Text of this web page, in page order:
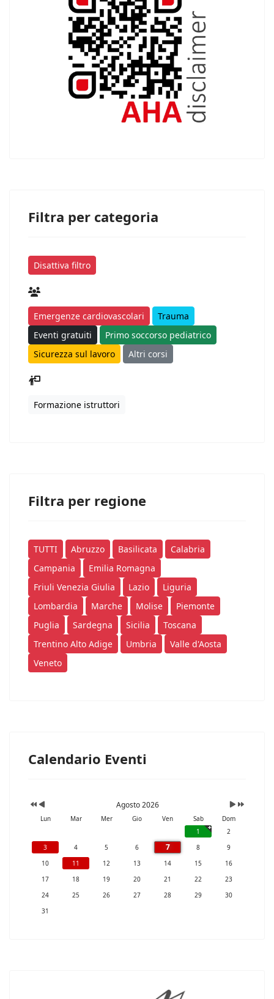
Filtra per categoria
Disattiva filtro
Emergenze cardiovascolari
Trauma
Eventi gratuiti
Primo soccorso pediatrico
Sicurezza sul lavoro
Altri corsi
Formazione istruttori
Filtra per regione
TUTTI Abruzzo Basilicata
Calabria
Campania
Emilia Romagna
Friuli Venezia Giulia
Lazio
Liguria
Lombardia
Marche Molise
Piemonte
Puglia
Sardegna Sicilia
Toscana
Trentino Alto Adige
Umbria
Valle d'Aosta
Veneto
Calendario Eventi
Agosto 2026
Lun Mar Mer Gio Ven Sab
Dom
1
2
3
4 5 6 7 8
9
10
11 12 13 14 15
16
17
18 19 20 21 22
23
24
25 26 27 28 29
30
31